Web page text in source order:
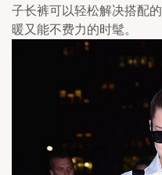
子长裤可以轻松解决搭配
暖又能不费力的时髦。